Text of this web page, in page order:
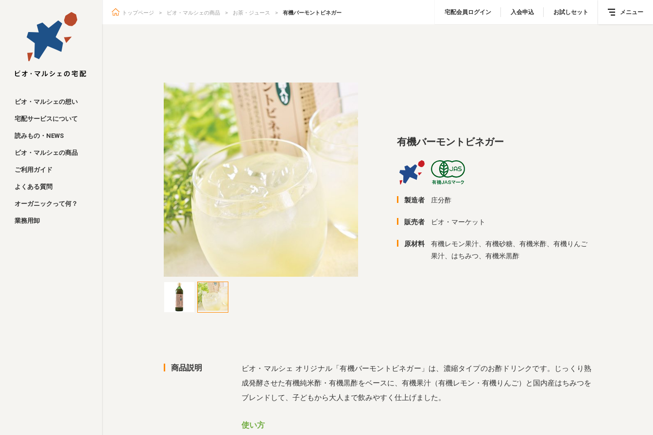
ビオ・マルシェ
ビオ・マルシェの想い
宅配サービスについて
読みもの・NEWS
ビオ・マルシェの商品
ご利用ガイド
よくある質問
オーガニックって何？
業務用卸
宅配会員ログイン 入会申込 お試しセット メニュー
宅配会員ログイン 入会申込 お試しセット メニュー
トップページ ビオ・マルシェの商品 お茶・ジュース 有機バーモントビネガー
有機バーモントビネガー
製造者 庄分酢
販売者 ビオ・マーケット
原材料
有機レモン果汁、有機砂糖、有機米酢、有機りんご
果汁、はちみつ、有機米黒酢
商品説明
ビオ・マルシェ オリジナル「有機バーモントビネガー」は、濃縮タイプのお酢ドリンクです。じっくり熟
成発酵させた有機純米酢・有機黒酢をベースに、有機果汁（有機レモン・有機りんご）と国内産はちみつを
ブレンドして、子どもから大人まで飲みやすく仕上げました。
使い方